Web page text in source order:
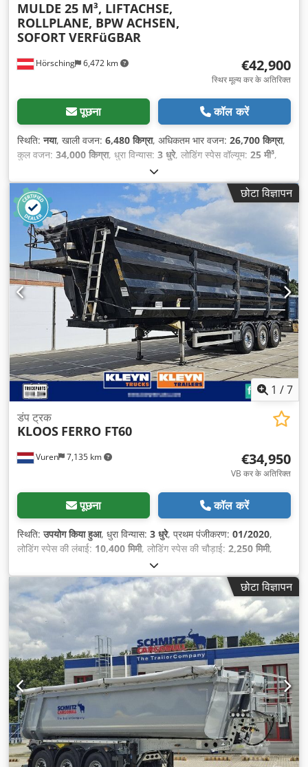
Hörsching 6,472 km
MULDE 25 M³, LIFTACHSE,
ROLLPLANE, BPW ACHSEN,
SOFORT VERFüGBAR
€42,900
स्थिर मूल्य कर के अतिरिक्त
पूछना कॉल करें
स्थिति:नया, खाली वजन: 6,480 किग्रा, अधिकतम भार वजन: 26,700 किग्रा,
कुल वजन: 34,000 किग्रा, धुरा विन्यास: 3 धुरे, लोडिंग स्पेस वॉल्यूम: 25 मी³,
385/65 R 22,5
प्रतिशत, उपकरण:एबीएस,
छोटा विज्ञापन
1 /7
Vuren 7,135 km
डंप ट्रक
KLOOS FERRO FT60
€34,950
VB कर के अतिरिक्त
पूछना कॉल करें
स्थिति:उपयोग किया हुआ, धुरा विन्यास: 3 धुरे, प्रथम पंजीकरण: 01/2020,
लोडिंग स्पेस की लंबाई: 10,400 मिमी, लोडिंग स्पेस की चौड़ाई: 2,250 मिमी,
, कुल लंबाई:
2,550 मिमी, कुल ऊँचाई:3,950 मिमी, सस्पेंशन:हवा, टायर का आकार:
385/65R22,5, व्हीलबेस:8,800 मिमी , रंग: अन्य , निर्माण वर्ष:2020, उपकरण:
एबीएस ,
छोटा विज्ञापन